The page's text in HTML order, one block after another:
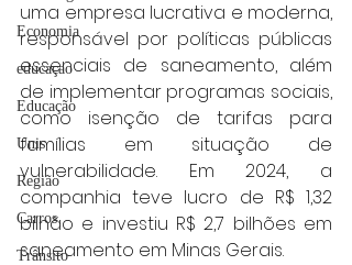
Economia
educaçao
Educação
Unis
Região
Carros
Trânsito
uma empresa lucrativa e moderna,
responsável por políticas públicas
essenciais de saneamento, além
de implementar programas sociais,
como isenção de tarifas para
famílias em situação de
vulnerabilidade. Em 2024, a
companhia teve lucro de R$ 1,32
bilhão e investiu R$ 2,7 bilhões em
saneamento em Minas Gerais.